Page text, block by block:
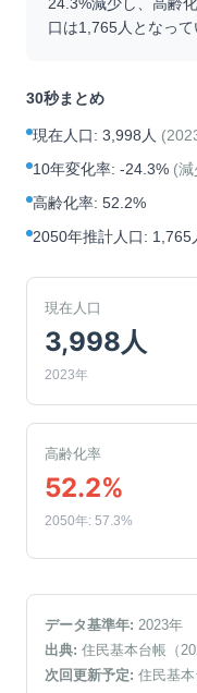
口は1,765人となって
30秒まとめ
現在人口: 3,998人 (
10年変化率: -24.3% (減
高齢化率: 52.2%
2050年推計人口: 1,765
現在人口
3,998人
2023年
高齢化率
52.2%
2050年: 57.3%
データ基準年: 2023年
出典: 住民基本台帳（
次回更新予定: 住民基